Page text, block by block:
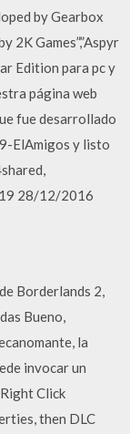
by Gearbox
2K Games”,”Aspyr
Edition para pc y
página web
fue desarrollado
ElAmigos y listo
28/12/2016
Borderlands 2,
Bueno,
la
invocar un
Click
then DLC